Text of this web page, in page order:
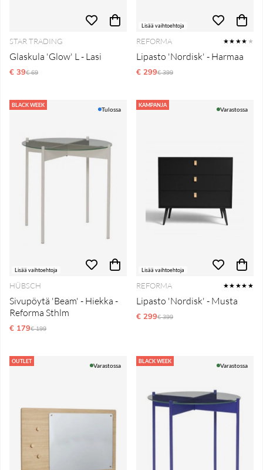
STAR TRADING
Glaskula 'Glow' L - Lasi
€ 39Normaali hinta
€ 69
Lisää vaihtoehtoja
REFORMA ★★★★ ★
Lipasto 'Nordisk' - Harmaa
€ 299Normaali hinta
€ 399
BLACK WEEK
Lisää vaihtoehtoja
Tulossa
HÜBSCH
Sivupöytä 'Beam' - Hiekka -
Reforma Sthlm
€ 179Normaali hinta
€ 199
KAMPANJA
Lisää vaihtoehtoja
Varastossa
REFORMA ★★★★★
Lipasto 'Nordisk' - Musta
€ 299Normaali hinta
€ 399
OUTLET
Varastossa
BLACK WEEK
Varastossa